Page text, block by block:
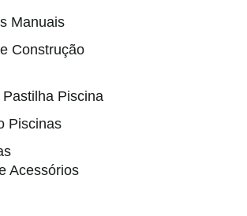
Manuais
Construção
Piscina
Piscinas
Acessórios